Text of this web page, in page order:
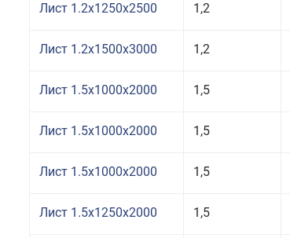
Лист 1.2x1250x2500 1,2
Лист 1.2x1500x3000 1,2
Лист 1.5x1000x2000 1,5
Лист 1.5x1000x2000 1,5
Лист 1.5x1000x2000 1,5
Лист 1.5x1250x2000 1,5